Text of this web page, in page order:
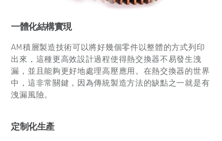
一體化結構實現
AM積層製造技術可以將好幾個零件以整體的方式列印
出來，這種更高效設計過程使得熱交換器不易發生洩
漏，並且能夠更好地處理高壓應用。在熱交換器的世界
中，這非常關鍵，因為傳統製造方法的缺點之一就是有
洩漏風險。
定制化生產